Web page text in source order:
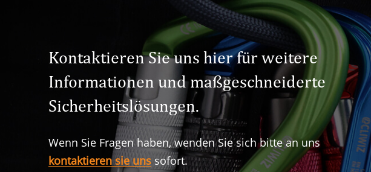
Kontaktieren Sie uns hier für weitere
Informationen und maßgeschneiderte
Sicherheitslösungen.
Wenn Sie Fragen haben, wenden Sie sich bitte an uns
kontaktieren sie uns sofort.